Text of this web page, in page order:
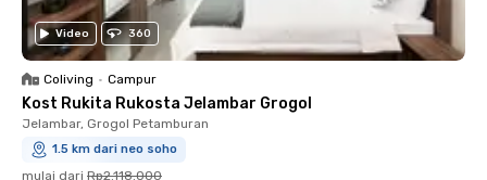
Video 360
Coliving • Campur
Kost Rukita Rukosta Jelambar Grogol
Jelambar, Grogol Petamburan
1.5 km dari neo soho
mulai dari Rp2.118.000